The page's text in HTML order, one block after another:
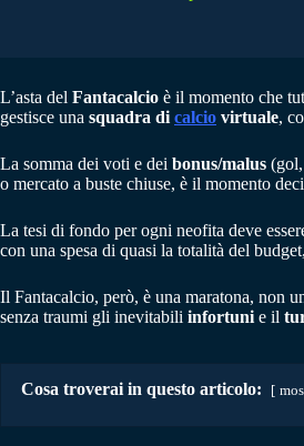
L’asta del Fantacalcio è il momento che
gestisce una squadra di calcio virtuale,
La somma dei voti e dei bonus/malus
o mercato a buste chiuse, è il momento
La tesi di fondo per ogni neofita deve
con una spesa di quasi la totalità del
Il Fantacalcio, però, è una maratona, non
senza traumi gli inevitabili infortuni e il
Cosa troverai in questo articolo: